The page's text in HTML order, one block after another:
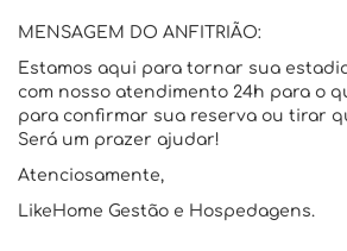
MENSAGEM DO ANFITRIÃO:
Estamos aqui para tornar sua
com nosso atendimento 24h para o
para confirmar sua reserva ou tirar
Será um prazer ajudar!
Atenciosamente,
LikeHome Gestão e Hospedagens.